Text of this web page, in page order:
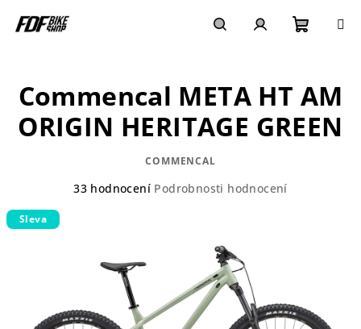
košík
Commencal META HT AM
ORIGIN HERITAGE GREEN
COMMENCAL
Průměrné
hvězdiček.
33 hodnocení Podrobnosti hodnocení
Sleva